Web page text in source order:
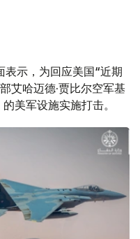
表示，为回应美国“近期
艾哈迈德·贾比尔空军基
美军设施实施打击。